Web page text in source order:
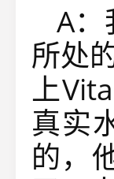
A
所处
上
真实
的，